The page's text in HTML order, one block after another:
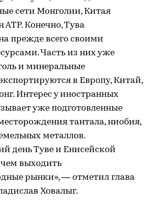
сети Монголии, Китая
АТР. Конечно, Тува
прежде всего своими
Часть из них уже
и минеральные
в Европу, Китай,
Интерес у иностранных
уже подготовленные
тантала, ниобия,
металлов.
день Туве и Енисейской
выходить
рынки», — отметил глава
Ховалыг.